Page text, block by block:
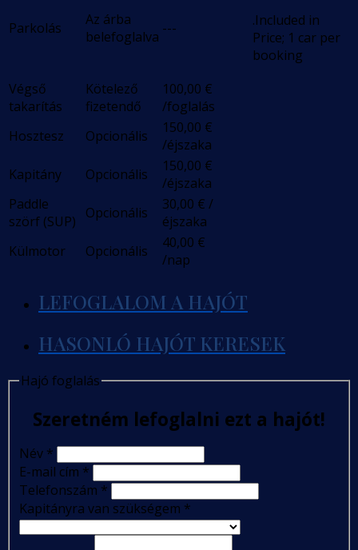
Parkolás
Az árba
belefoglalva ---
.Included in
Price; 1 car per
booking
Végső
takarítás
Kötelező
fizetendő
100,00 €
/foglalás
Hosztesz
Opcionális 150,00 €
/éjszaka
Kapitány
Opcionális 150,00 €
/éjszaka
Paddle
szörf (SUP)
Opcionális 30,00 € /
éjszaka
Külmotor
Opcionális 40,00 €
/nap
LEFOGLALOM A HAJÓT
HASONLÓ HAJÓT KERESEK
Hajó foglalás
Szeretném lefoglalni ezt a hajót!
Név *
E-mail cím *
Telefonszám *
Kapitányra van szükségem *